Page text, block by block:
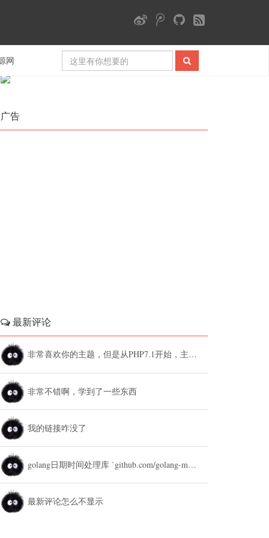
网
广告
最新评论
非常喜欢你的主题，但是从PHP7.1开始，主题设置中的列表广告和文章底部广告无法...
非常不错啊，学到了一些东西
我的链接咋没了
golang日期时间处理库 `github.com/golang-module/...
最新评论怎么不显示